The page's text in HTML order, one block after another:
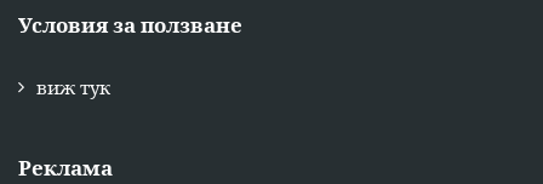
Условия за ползване
виж тук
Реклама